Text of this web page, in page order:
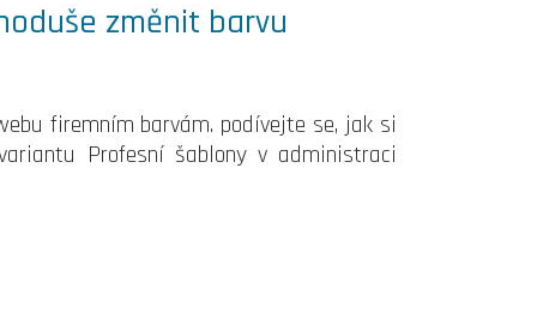
změnit barvu
firemním barvám. podívejte se, jak si
Profesní šablony v administraci